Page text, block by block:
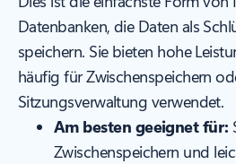
Datenbanken, die Daten als
speichern. Sie bieten hohe
häufig für Zwischenspeichern
Sitzungsverwaltung verwendet.
Am besten geeignet für:
Zwischenspeichern und